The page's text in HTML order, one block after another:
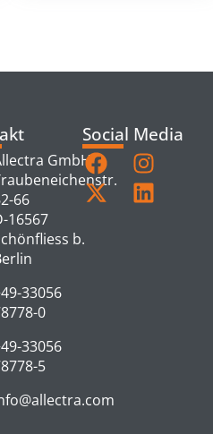
GmbH
66
16567
b.
33056
0
33056
5
Social Media